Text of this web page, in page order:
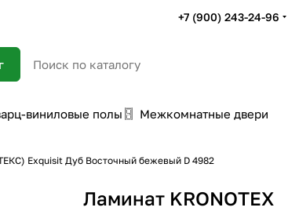
+7 (900) 243-24-96
виниловые полы Межкомнатные двери
Exquisit Дуб Восточный бежевый D 4982
Ламинат KRONOTEX